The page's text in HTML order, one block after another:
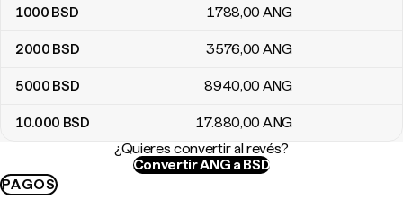
1000 BSD 1788,00 ANG
2000 BSD 3576,00 ANG
5000 BSD 8940,00 ANG
10.000 BSD 17.880,00 ANG
¿Quieres convertir al revés?
Convertir ANG a BSD
PAGOS